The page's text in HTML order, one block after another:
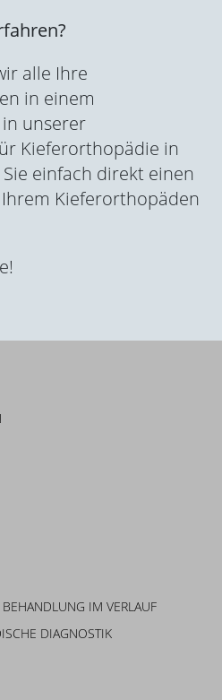
alle Ihre
in einem
unserer
Kieferorthopädie in
einfach direkt einen
Kieferorthopäden
IM VERLAUF
DIAGNOSTIK